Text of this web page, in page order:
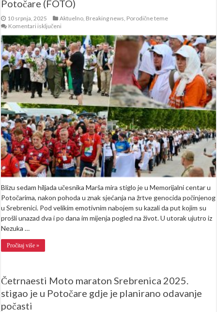
Potočare (FOTO)
10 srpnja, 2025 Aktuelno Breaking news Porodične teme
Komentari isključeni
sedam
hiljada
učesnika
Marša
mira
stiglo
u
Potočare
(FOTO)
Blizu sedam hiljada učesnika Marša mira stiglo je u Memorijalni centar u
Potočarima, nakon pohoda u znak sjećanja na žrtve genocida počinjenog
u Srebrenici. Pod velikim emotivnim nabojem su kazali da put kojim su
prošli unazad dva i po dana im mijenja pogled na život. U utorak ujutro iz
Nezuka …
Pročitaj više »
Četrnaesti Moto maraton Srebrenica 2025.
stigao je u Potočare gdje je planirano odavanje
počasti